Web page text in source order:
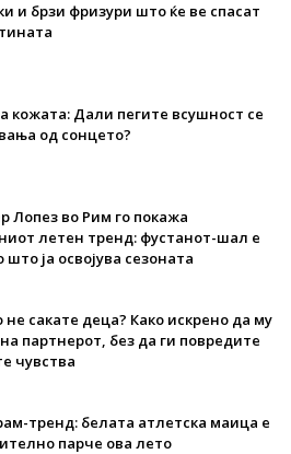
и брзи фризури што ќе ве спасат
кожата: Дали пегите всушност се
од сонцето?
Лопез во Рим го покажа
летен тренд: фустанот-шал е
што ја освојува сезоната
сакате деца? Како искрено да му
партнерот, без да ги повредите
чувства
тренд: белата атлетска маица е
парче ова лето